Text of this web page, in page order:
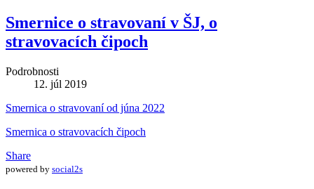
Smernice o stravovaní v ŠJ, o
stravovacích čipoch
Podrobnosti
12. júl 2019
Smernica o stravovaní od júna 2022
Smernica o stravovacích čipoch
Share
powered by social2s